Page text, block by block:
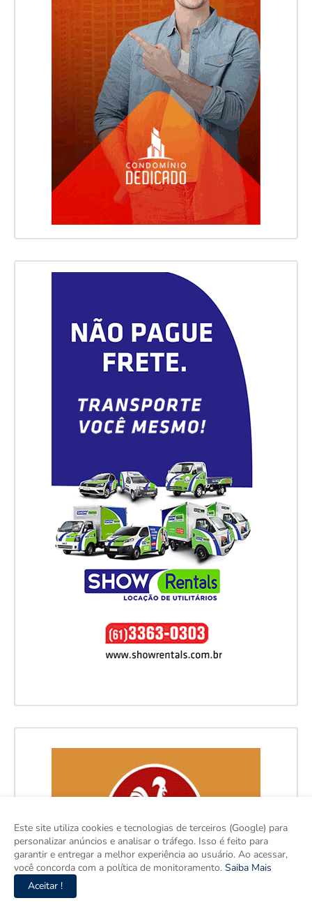
Este site utiliza cookies e tecnologias de terceiros (Google) para
personalizar anúncios e analisar o tráfego. Isso é feito para
garantir e entregar a melhor experiência ao usuário. Ao acessar,
você concorda com a política de monitoramento. Saiba Mais
Aceitar !